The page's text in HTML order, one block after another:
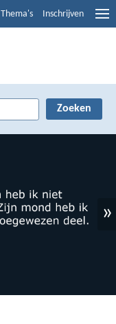
Thema's Inschrijven
»